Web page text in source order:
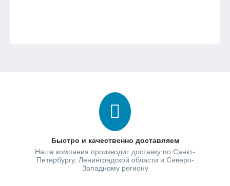
Быстро и качественно доставляем
Наша компания производит доставку по Санкт-
Петербургу, Ленинградской области и Северо-
Западному региону